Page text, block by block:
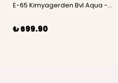
E-65 Kimyagerden Bvl Aqua - 50 ml
₺ 699.90